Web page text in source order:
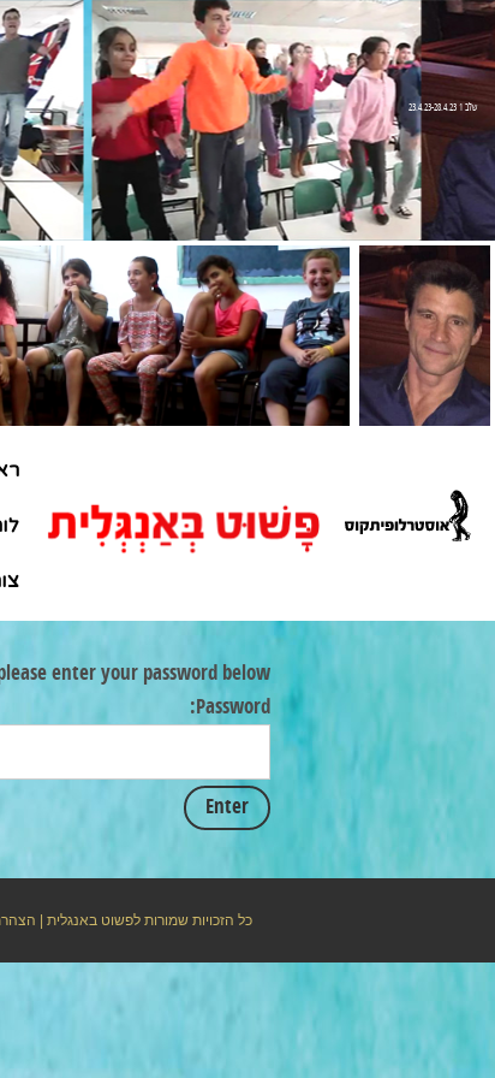
שלב 1 23.4.23-28.4.23
enter your password below:
Password:
כל הזכויות שמורות לפשוט באנגלית |